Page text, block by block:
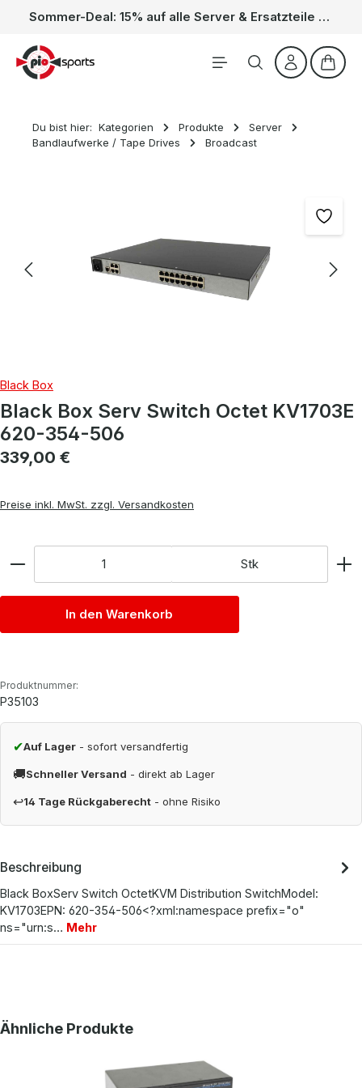
Zum Hauptinhalt springen Sommer-Deal: 15% auf alle Server & Ersatzteile – Kein Code nötig, der Rabatt wird automatisch im Warenkorb abgezogen. Gültig vom 01.06. bis 31.08.
Du bist hier: Kategorien Produkte
Server
Bandlaufwerke / Tape Drives
Broadcast
Black Box
Black Box Serv Switch Octet KV1703E
620-354-506
Regulärer Preis:
339,00 €
Preise inkl. MwSt. zzgl. Versandkosten
Stk
In den Warenkorb
Produktnummer:
P35103
✔Auf Lager - sofort versandfertig
🚚Schneller Versand - direkt ab Lager
↩14 Tage Rückgaberecht - ohne Risiko
Beschreibung
Black BoxServ Switch OctetKVM Distribution SwitchModel:
KV1703EPN: 620-354-506<?xml:namespace prefix="o"
ns="urn:s… Mehr
Produktgalerie überspringen
Ähnliche Produkte